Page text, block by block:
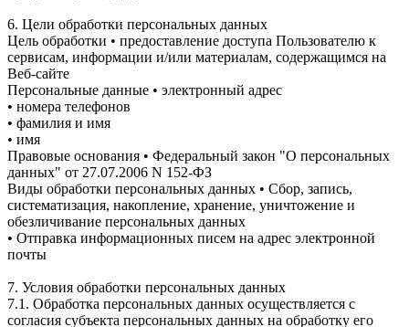
6. Цели обработки персональных данных
Цель обработки • предоставление доступа Пользователю к
сервисам, информации и/или материалам, содержащимся на
Веб-сайте
Персональные данные • электронный адрес
• номера телефонов
• фамилия и имя
• имя
Правовые основания • Федеральный закон "О персональных
данных" от 27.07.2006 N 152-ФЗ
Виды обработки персональных данных • Сбор, запись,
систематизация, накопление, хранение, уничтожение и
обезличивание персональных данных
• Отправка информационных писем на адрес электронной
почты
7. Условия обработки персональных данных
7.1. Обработка персональных данных осуществляется с
согласия субъекта персональных данных на обработку его